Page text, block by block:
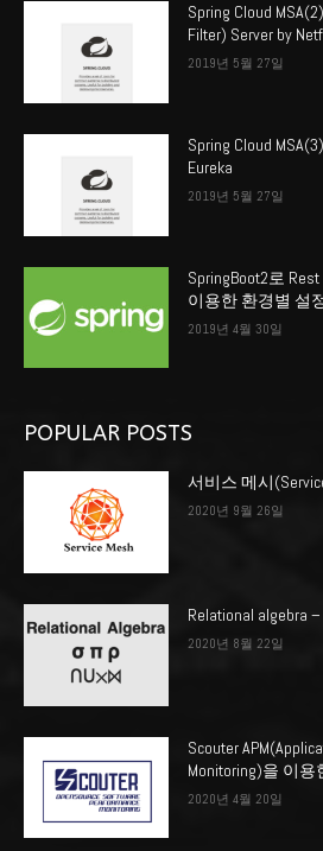
Spring Cloud
Filter) Server by
2019년 5월 27일
Spring Cloud
Eureka
2019년 5월 27일
SpringBoot2로
이용한 환경별 설
2019년 4월 30일
POPULAR POSTS
서비스 메시
2020년 9월 26일
Relational algebra
2020년 8월 22일
Scouter
Monitoring)을 이
2020년 4월 20일